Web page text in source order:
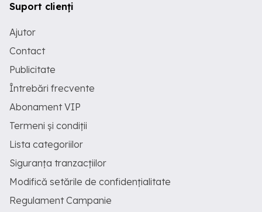
Suport clienți
Ajutor
Contact
Publicitate
Întrebări frecvente
Abonament VIP
Termeni și condiții
Lista categoriilor
Siguranța tranzacțiilor
Modifică setările de confidențialitate
Regulament Campanie